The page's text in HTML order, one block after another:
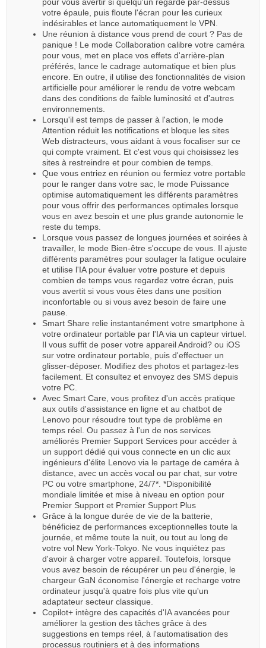
votre épaule, puis floute l'écran pour les curieux
indésirables et lance automatiquement le VPN.
Une réunion à distance vous prend de court ? Pas de
panique ! Le mode Collaboration calibre votre caméra
pour vous, met en place vos effets d'arrière-plan
préférés, lance le cadrage automatique et bien plus
encore. En outre, il utilise des fonctionnalités de vision
artificielle pour améliorer le rendu de votre webcam
dans des conditions de faible luminosité et d'autres
environnements.
Lorsqu'il est temps de passer à l'action, le mode
Attention réduit les notifications et bloque les sites
Web distracteurs, vous aidant à vous focaliser sur ce
qui compte vraiment. Et c'est vous qui choisissez les
sites à restreindre et pour combien de temps.
Que vous entriez en réunion ou fermiez votre portable
pour le ranger dans votre sac, le mode Puissance
optimise automatiquement les différents paramètres
pour vous offrir des performances optimales lorsque
vous en avez besoin et une plus grande autonomie le
reste du temps.
Lorsque vous passez de longues journées et soirées à
travailler, le mode Bien-être s'occupe de vous. Il ajuste
différents paramètres pour soulager la fatigue oculaire
et utilise l'IA pour évaluer votre posture et depuis
combien de temps vous regardez votre écran, puis
vous avertit si vous vous êtes dans une position
inconfortable ou si vous avez besoin de faire une
pause.
Smart Share relie instantanément votre smartphone à
votre ordinateur portable par l'IA via un capteur virtuel.
Il vous suffit de poser votre appareil Android? ou iOS
sur votre ordinateur portable, puis d'effectuer un
glisser-déposer. Modifiez des photos et partagez-les
facilement. Et consultez et envoyez des SMS depuis
votre PC.
Avec Smart Care, vous profitez d'un accès pratique
aux outils d'assistance en ligne et au chatbot de
Lenovo pour résoudre tout type de problème en
temps réel. Ou passez à l'un de nos services
améliorés Premier Support Services pour accéder à
un support dédié qui vous connecte en un clic aux
ingénieurs d'élite Lenovo via le partage de caméra à
distance, avec un accès vocal ou par chat, sur votre
PC ou votre smartphone, 24/7*. *Disponibilité
mondiale limitée et mise à niveau en option pour
Premier Support et Premier Support Plus
Grâce à la longue durée de vie de la batterie,
bénéficiez de performances exceptionnelles toute la
journée, et même toute la nuit, ou tout au long de
votre vol New York-Tokyo. Ne vous inquiétez pas
d'avoir à charger votre appareil. Toutefois, lorsque
vous avez besoin de récupérer un peu d'énergie, le
chargeur GaN économise l'énergie et recharge votre
ordinateur jusqu'à quatre fois plus vite qu'un
adaptateur secteur classique.
Copilot+ intègre des capacités d'IA avancées pour
améliorer la gestion des tâches grâce à des
suggestions en temps réel, à l'automatisation des
processus routiniers et à des informations